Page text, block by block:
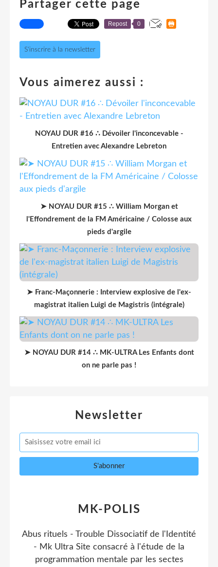
Partager cette page
Repost 0
S'inscrire à la newsletter
Vous aimerez aussi :
NOYAU DUR #16 ∴ Dévoiler l'inconcevable -
Entretien avec Alexandre Lebreton
➤ NOYAU DUR #15 ∴ William Morgan et
l'Effondrement de la FM Américaine / Colosse aux
pieds d'argile
➤ Franc-Maçonnerie : Interview explosive de l'ex-
magistrat italien Luigi de Magistris (intégrale)
➤ NOYAU DUR #14 ∴ MK-ULTRA Les Enfants dont
on ne parle pas !
Newsletter
MK-POLIS
Abus rituels - Trouble Dissociatif de l'Identité
- Mk Ultra Site consacré à l'étude de la
programmation mentale par les sectes